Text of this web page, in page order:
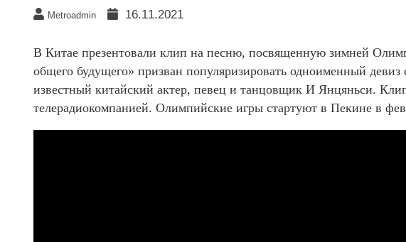
Metroadmin 16.11.2021
В Китае презентовали клип на песню, посвященную зимней
общего будущего» призван популяризировать одноименный
известный китайский актер, певец и танцовщик И Янцяньси.
телерадиокомпанией. Олимпийские игры стартуют в Пекине в